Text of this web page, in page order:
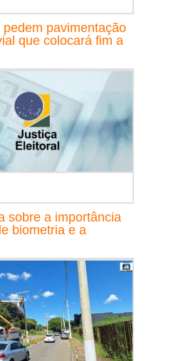
pedem pavimentação
que colocará fim a
sobre a importância
biometria e a